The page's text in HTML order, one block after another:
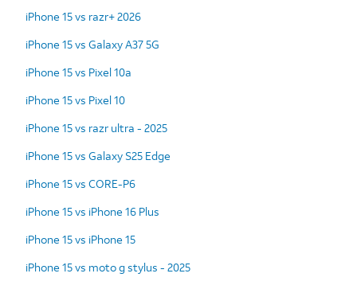
iPhone 15 vs razr+ 2026
iPhone 15 vs Galaxy A37 5G
iPhone 15 vs Pixel 10a
iPhone 15 vs Pixel 10
iPhone 15 vs razr ultra - 2025
iPhone 15 vs Galaxy S25 Edge
iPhone 15 vs CORE-P6
iPhone 15 vs iPhone 16 Plus
iPhone 15 vs iPhone 15
iPhone 15 vs moto g stylus - 2025